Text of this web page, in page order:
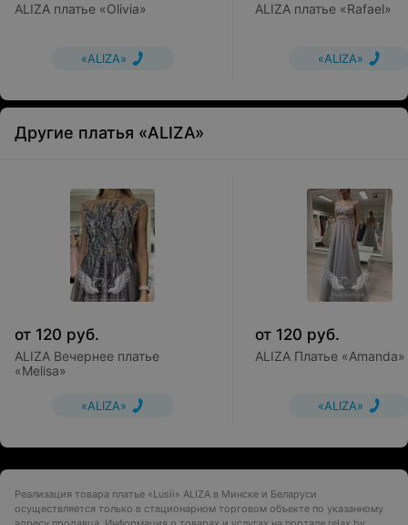
ALIZA платье «Olivia»
«ALIZA»
ALIZA платье «Rafael»
«ALIZA»
Другие платья «ALIZA»
от 120 руб.
ALIZA Вечернее платье
«Melisa»
«ALIZA»
от 120 руб.
ALIZA Платье «Amanda»
«ALIZA»
Реализация товара платье «Lusii» ALIZA в Минске и Беларуси
осуществляется только в стационарном торговом объекте по указанному